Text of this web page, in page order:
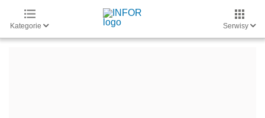
Kategorie Serwisy